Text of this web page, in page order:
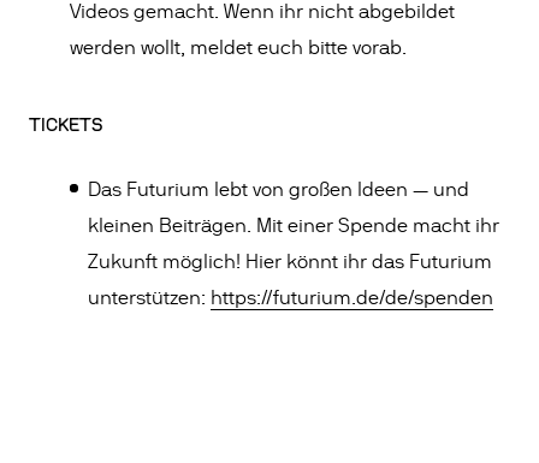
Videos gemacht. Wenn ihr nicht abgebildet
werden wollt, meldet euch bitte vorab.
TICKETS
Das Futurium lebt von großen Ideen — und
kleinen Beiträgen. Mit einer Spende macht ihr
Zukunft möglich! Hier könnt ihr das Futurium
unterstützen: https://futurium.de/de/spenden